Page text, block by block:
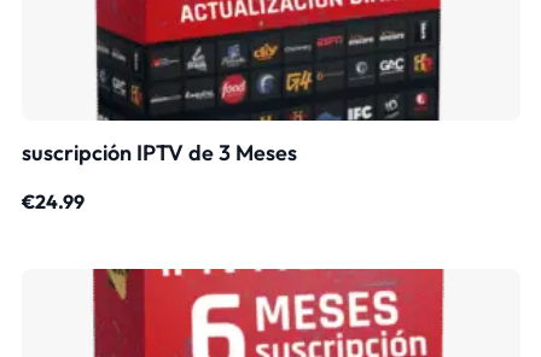
suscripción IPTV de 3 Meses
€24.99